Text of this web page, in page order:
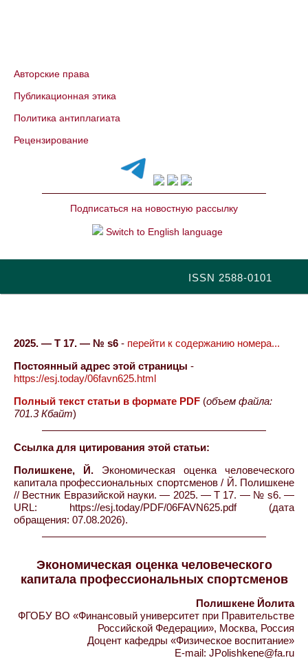
Авторские права
Публикационная этика
Политика антиплагиата
Рецензирование
Подписаться на новостную рассылку
Switch to English language
ISSN 2588-0101
2025. — Т 17. — № s6 - перейти к содержанию номера...
Постоянный адрес этой страницы -
https://esj.today/06favn625.html
Полный текст статьи в формате PDF (объем файла:
701.3 Кбайт)
Ссылка для цитирования этой статьи:
Полишкене, Й. Экономическая оценка человеческого
капитала профессиональных спортсменов / Й. Полишкене
// Вестник Евразийской науки. — 2025. — Т 17. — № s6. —
URL: https://esj.today/PDF/06FAVN625.pdf (дата
обращения: 07.08.2026).
Экономическая оценка человеческого
капитала профессиональных спортсменов
Полишкене Йолита
ФГОБУ ВО «Финансовый университет при Правительстве
Российской Федерации», Москва, Россия
Доцент кафедры «Физическое воспитание»
E-mail: JPolishkene@fa.ru